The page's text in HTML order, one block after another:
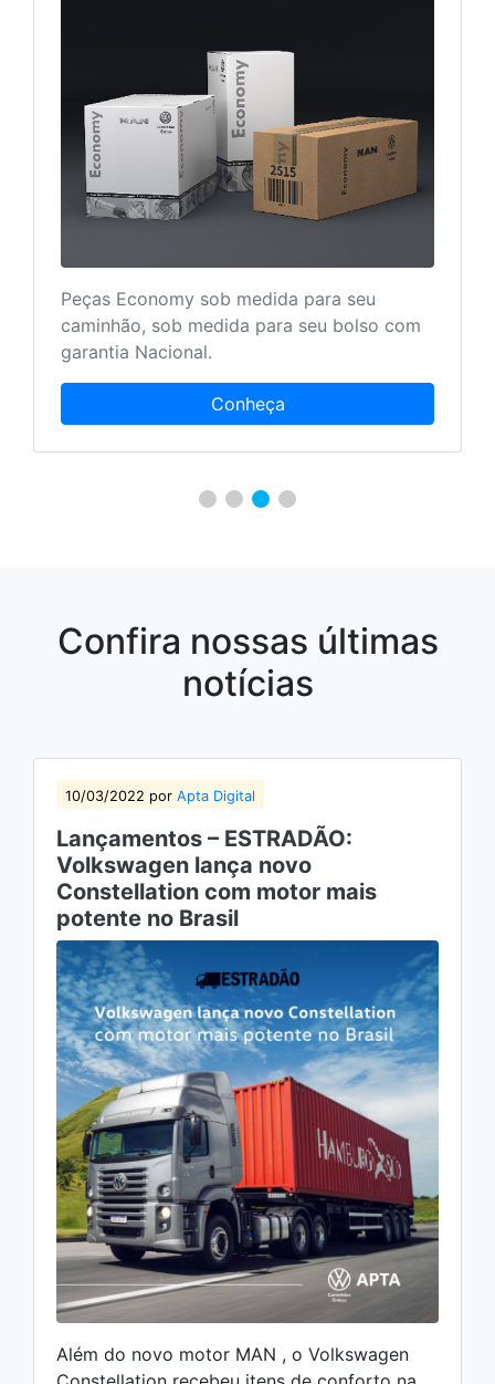
Peças Economy sob medida para seu
caminhão, sob medida para seu bolso com
garantia Nacional.
Conheça
Confira nossas últimas
notícias
10/03/2022 por Apta Digital
Lançamentos – ESTRADÃO:
Volkswagen lança novo
Constellation com motor mais
potente no Brasil
Além do novo motor MAN , o Volkswagen